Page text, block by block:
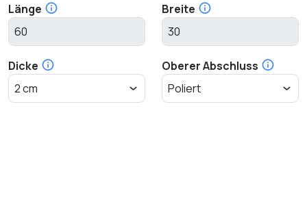
Länge Breite
Dicke Oberer Abschluss